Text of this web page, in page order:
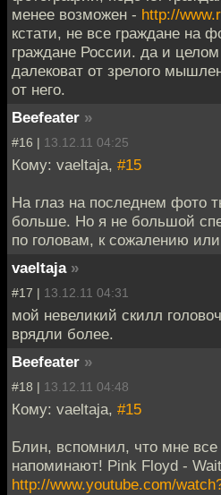
менее возможен - http://
кстати, не все граждане на
граждане России. да и
далековат от зрелого
от него.
Beefeater »
#16 | 13.12.11 04:25
Кому: vaeltaja, #15
На глаз на последнем фото
больше. Но я не большой
по головам, к сожалению
vaeltaja »
#17 | 13.12.11 04:31
мой невеликий скилл
врядли более.
Beefeater »
#18 | 13.12.11 04:48
Кому: vaeltaja, #15
Блин, вспомнил, что мне
напоминают! Pink Floyd -
http://www.youtube.com/